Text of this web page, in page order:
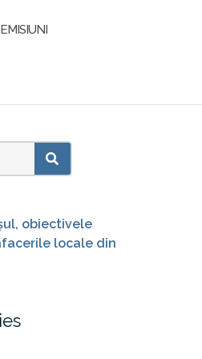
EMISIUNI
SEARCH
obiectivele
locale din